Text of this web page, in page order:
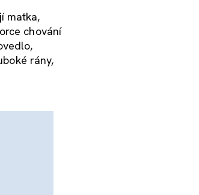
matka,
chování
rány,